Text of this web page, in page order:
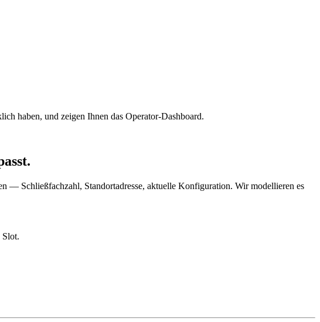
haben, und zeigen Ihnen das Operator-Dashboard.
— Schließfachzahl, Standortadresse, aktuelle Konfiguration. Wir modellieren es
Slot.